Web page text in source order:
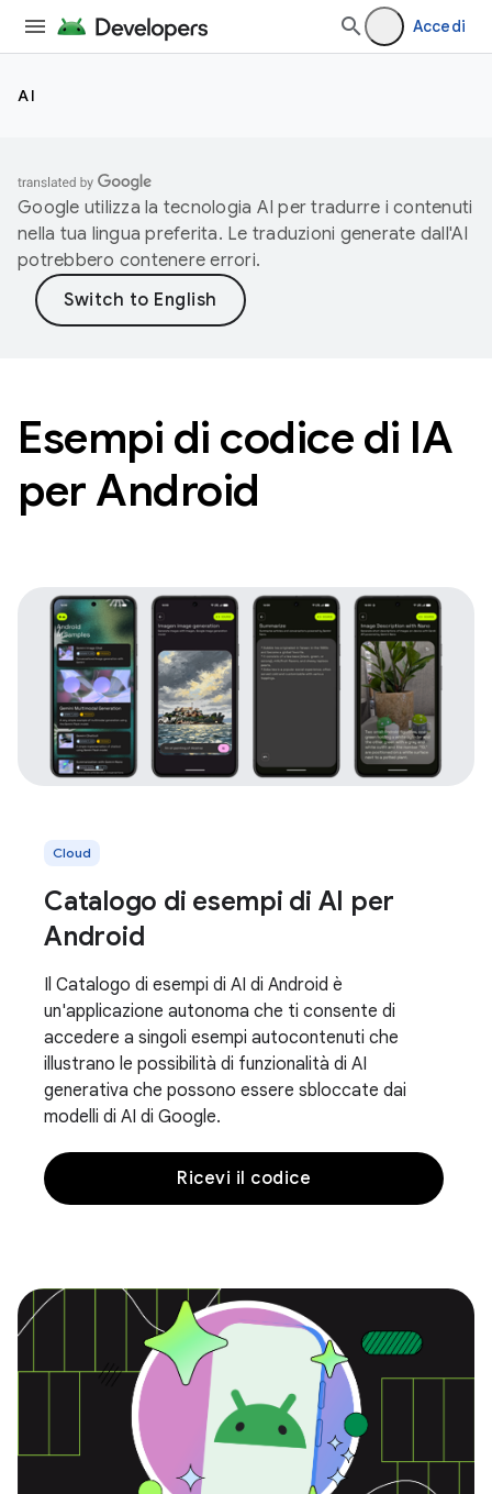
Accedi
AI
Google utilizza la tecnologia AI per tradurre i contenuti
nella tua lingua preferita. Le traduzioni generate dall'AI
potrebbero contenere errori.
Esempi di codice di IA
per Android
Cloud
Catalogo di esempi di AI per
Android
Il Catalogo di esempi di AI di Android è
un'applicazione autonoma che ti consente di
accedere a singoli esempi autocontenuti che
illustrano le possibilità di funzionalità di AI
generativa che possono essere sbloccate dai
modelli di AI di Google.
Ricevi il codice